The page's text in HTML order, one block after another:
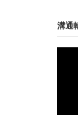
溝通